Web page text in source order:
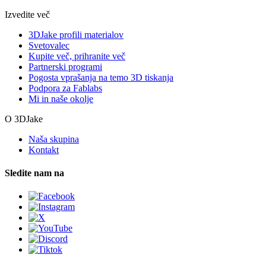
Izvedite več
3DJake profili materialov
Svetovalec
Kupite več, prihranite več
Partnerski programi
Pogosta vprašanja na temo 3D tiskanja
Podpora za Fablabs
Mi in naše okolje
O 3DJake
Naša skupina
Kontakt
Sledite nam na